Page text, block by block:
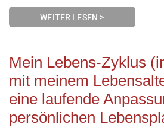
WEITER LESEN >
Mein Lebens-Zyklus
mit meinem
eine laufende
persönlichen